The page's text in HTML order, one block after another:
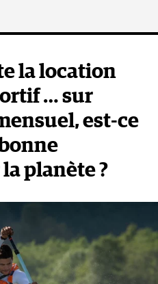
la location
… sur
est-ce
planète ?